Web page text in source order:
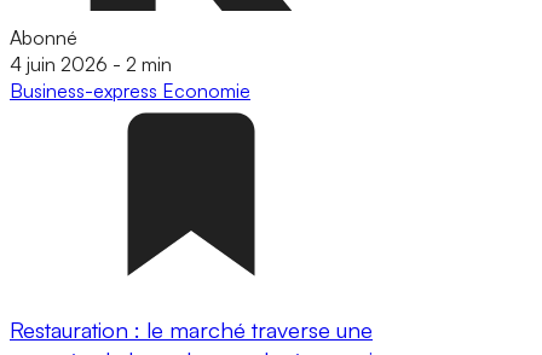
Abonné
4 juin 2026 - 2 min
Business-express Economie
Restauration : le marché traverse une